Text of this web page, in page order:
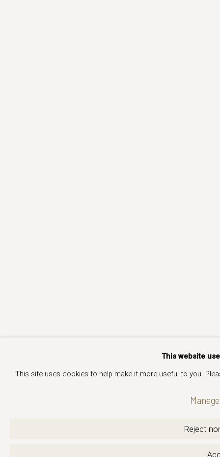
This website
This site uses cookies to help make it more useful to you.
Reject